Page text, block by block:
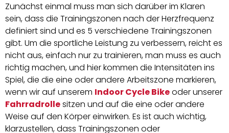
Zunächst einmal muss man sich darüber im Klaren
sein, dass die Trainingszonen nach der Herzfrequenz
definiert sind und es 5 verschiedene Trainingszonen
gibt. Um die sportliche Leistung zu verbessern, reicht es
nicht aus, einfach nur zu trainieren, man muss es auch
richtig machen, und hier kommen die Intensitäten ins
Spiel, die die eine oder andere Arbeitszone markieren,
wenn wir auf unserem Indoor Cycle Bikeoder unserer
Fahrradrollesitzen und auf die eine oder andere
Weise auf den Körper einwirken. Es ist auch wichtig,
klarzustellen, dass Trainingszonen oder